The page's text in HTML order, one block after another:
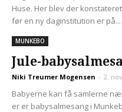
Huse. Her blev der
før en ny daginstitution er på...
MUNKEBO
Jule-
Niki Treumer Mogensen - 2.
Babyerne kan få samlerne
er er babysalmesang i